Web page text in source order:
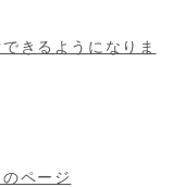
きるようになりま
ページ